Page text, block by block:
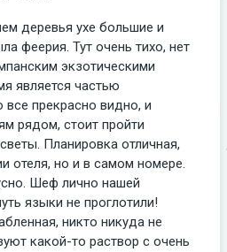
деревья ухе большие и
феерия. Тут очень тихо, нет
экзотическими
является частью
прекрасно видно, и
рядом, стоит пройти
Планировка отличная,
отеля, но и в самом номере.
Шеф лично нашей
языки не проглотили!
никто никуда не
какой-то раствор с очень